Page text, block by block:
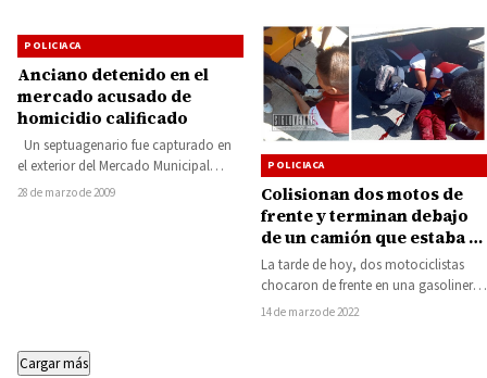
POLICIACA
Anciano detenido en el
mercado acusado de
homicidio calificado
Un septuagenario fue capturado en
el exterior del Mercado Municipal
“José Rentería Luviano”, de esta
28 de marzo de 2009
POLICIACA
Colisionan dos motos de
frente y terminan debajo
de un camión que estaba a
punto de arrancar
La tarde de hoy, dos motociclistas
chocaron de frente en una gasolinería
localizada sobre la carretera federal
14 de marzo de 2022
Cargar más